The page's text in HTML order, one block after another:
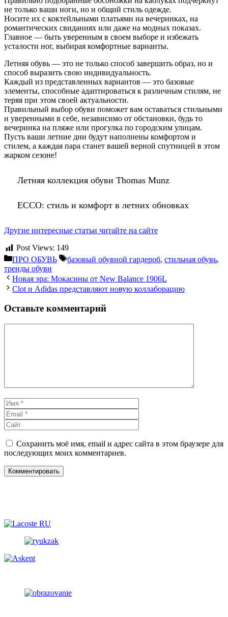
не только ваши ноги, но и общий стиль одежде.
Носите их с коктейльными платьями на вечеринках, на
романтических свиданиях или даже на модных показах.
Главное — быть уверенным в своем выборе и избежать
усталости ног, выбирая комфортные варианты.
Летняя обувь — это не только способ завершить образ, но и
способ выразить свою индивидуальность.
Каждый из представленных вариантов — это базовые
элементы, способные адаптироваться к различным стилям, не
теряя при этом своей актуальности.
Правильный выбор обуви поможет вам оставаться стильными
и уверенными в себе, независимо от обстановки, будь то
вечеринка на пляже или прогулка по городским улицам.
Пусть ваши летние дни будут наполнены комфортом и
стилем, а каждая пара станет вашей верной спутницей в этом
жарком сезоне!
Летняя коллекция обуви Thomas Munz
ECCO: стиль и комфорт в летних обновках
Другие интересные статьи читайте на сайте
Post Views: 149
Рубрики
ПРО ОБУВЬ Метки
базовый обувной гардероб, стильная обувь,
тренды обуви
Новая эра: Мокасины от New Balance 1906L
Clot и Adidas представляют новую коллаборацию
Оставьте комментарий
Имя
Сохранить моё имя, email и адрес сайта в этом браузере для
последующих моих комментариев.